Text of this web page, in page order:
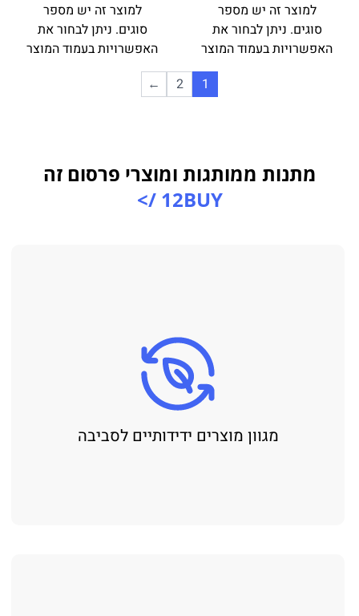
זה יש מספר
לבחור את
בעמוד המוצר
למוצר זה יש מספר
סוגים. ניתן לבחור את
האפשרויות בעמוד המוצר
ממותגות ומוצרי פרסום זה
מגוון מוצרים ידידותיים לסביבה